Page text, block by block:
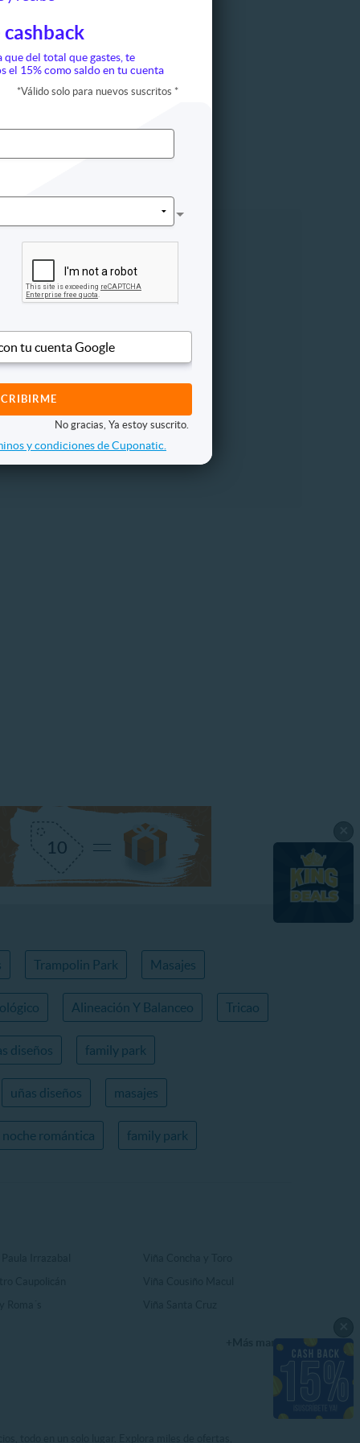
cashback
que del total que gastes, te
el 15% como saldo en tu cuenta
*Válido solo para nuevos suscritos *
tu cuenta Google
No gracias, Ya estoy suscrito.
y condiciones de Cuponatic.
Trampolin Park Masajes
Alineación Y Balanceo Tricao
diseños family park
uñas diseños masajes
noche romántica family park
+Más marcas